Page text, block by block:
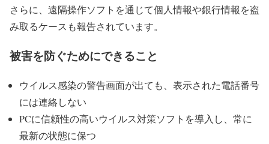
さらに、遠隔操作ソフトを通じて個人情報や銀行情報を盗
み取るケースも報告されています。
被害を防ぐためにできること
ウイルス感染の警告画面が出ても、表示された電話番号
には連絡しない
PCに信頼性の高いウイルス対策ソフトを導入し、常に
最新の状態に保つ